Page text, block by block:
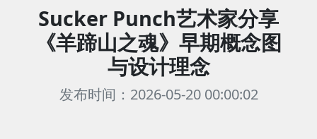
Sucker Punch艺术家分享
《羊蹄山之魂》早期概念图
与设计理念
发布时间：2026-05-20 00:00:02